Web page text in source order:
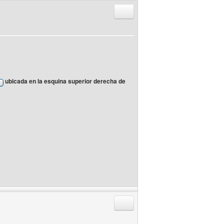
ubicada en la esquina superior derecha de